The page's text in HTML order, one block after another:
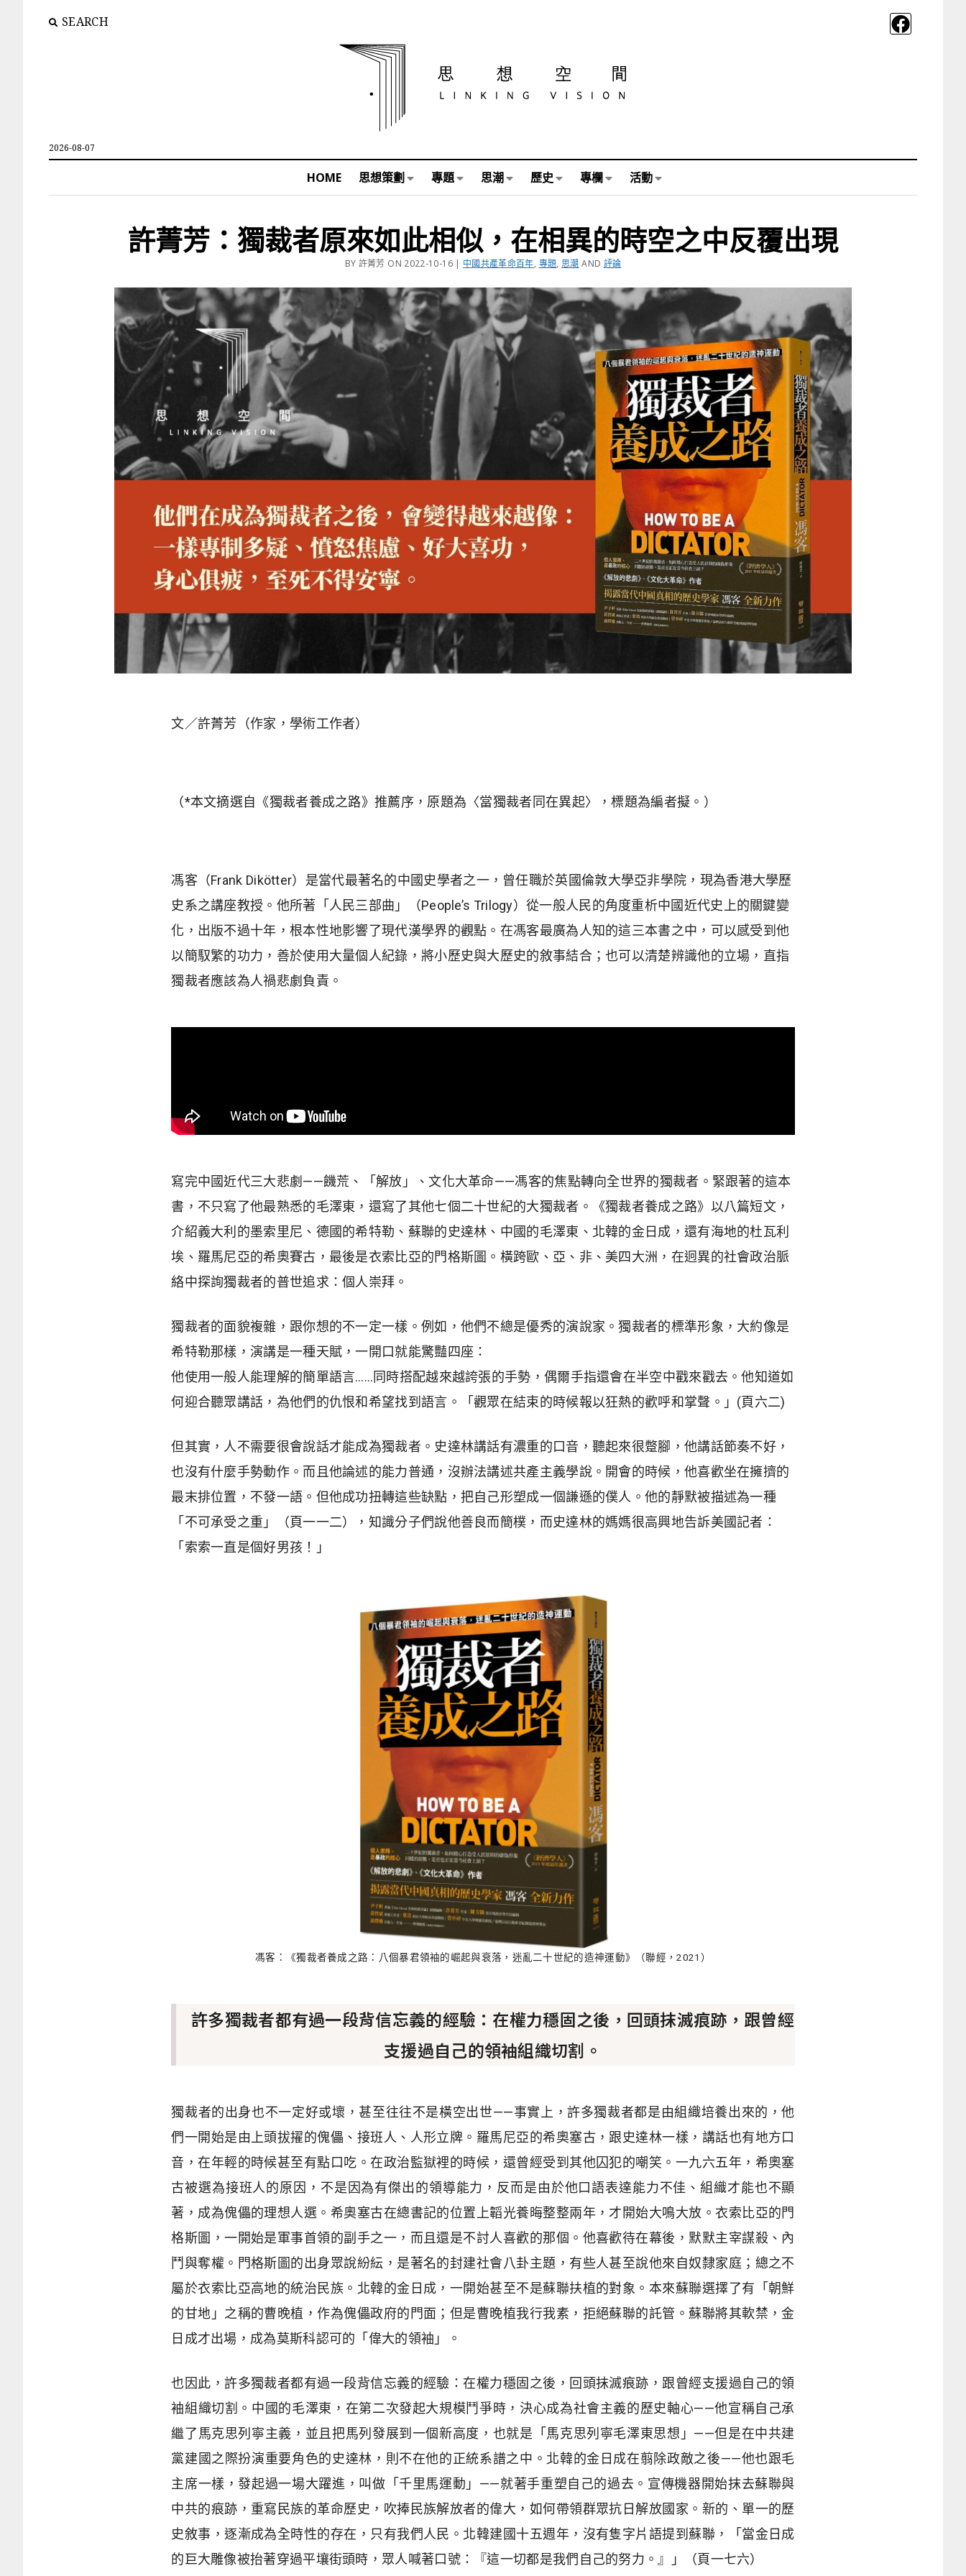
SEARCH
2026-08-07
HOME 思想策劃 專題 思潮 歷史 專欄 活動
許菁芳：獨裁者原來如此相似，在相異的時空之中反覆出現
BY 許菁芳 ON 2022-10-16 | 中國共產革命百年, 專題,思潮 AND 評論
文／許菁芳（作家，學術工作者）
（*本文摘選自《獨裁者養成之路》推薦序，原題為〈當獨裁者同在異起〉，標題為編者擬。）
馮客（Frank Dikötter）是當代最著名的中國史學者之一，曾任職於英國倫敦大學亞非學院，現為香港大學歷
史系之講座教授。他所著「人民三部曲」（People’s Trilogy）從一般人民的角度重析中國近代史上的關鍵變
化，出版不過十年，根本性地影響了現代漢學界的觀點。在馮客最廣為人知的這三本書之中，可以感受到他
以簡馭繁的功力，善於使用大量個人紀錄，將小歷史與大歷史的敘事結合；也可以清楚辨識他的立場，直指
獨裁者應該為人禍悲劇負責。
寫完中國近代三大悲劇——饑荒、「解放」、文化大革命——馮客的焦點轉向全世界的獨裁者。緊跟著的這本
書，不只寫了他最熟悉的毛澤東，還寫了其他七個二十世紀的大獨裁者。《獨裁者養成之路》以八篇短文，
介紹義大利的墨索里尼、德國的希特勒、蘇聯的史達林、中國的毛澤東、北韓的金日成，還有海地的杜瓦利
埃、羅馬尼亞的希奧賽古，最後是衣索比亞的門格斯圖。橫跨歐、亞、非、美四大洲，在迥異的社會政治脈
絡中探詢獨裁者的普世追求：個人崇拜。
獨裁者的面貌複雜，跟你想的不一定一樣。例如，他們不總是優秀的演說家。獨裁者的標準形象，大約像是
希特勒那樣，演講是一種天賦，一開口就能驚豔四座：
他使用一般人能理解的簡單語言……同時搭配越來越誇張的手勢，偶爾手指還會在半空中戳來戳去。他知道如
何迎合聽眾講話，為他們的仇恨和希望找到語言。「觀眾在結束的時候報以狂熱的歡呼和掌聲。」(頁六二)
但其實，人不需要很會說話才能成為獨裁者。史達林講話有濃重的口音，聽起來很蹩腳，他講話節奏不好，
也沒有什麼手勢動作。而且他論述的能力普通，沒辦法講述共產主義學說。開會的時候，他喜歡坐在擁擠的
最末排位置，不發一語。但他成功扭轉這些缺點，把自己形塑成一個謙遜的僕人。他的靜默被描述為一種
「不可承受之重」（頁一一二），知識分子們說他善良而簡樸，而史達林的媽媽很高興地告訴美國記者：
「索索一直是個好男孩！」
馮客：《獨裁者養成之路：八個暴君領袖的崛起與衰落，迷亂二十世紀的造神運動》（聯經，2021）
許多獨裁者都有過一段背信忘義的經驗：在權力穩固之後，回頭抹滅痕跡，跟曾經
支援過自己的領袖組織切割。
獨裁者的出身也不一定好或壞，甚至往往不是橫空出世——事實上，許多獨裁者都是由組織培養出來的，他
們一開始是由上頭拔擢的傀儡、接班人、人形立牌。羅馬尼亞的希奧塞古，跟史達林一樣，講話也有地方口
音，在年輕的時候甚至有點口吃。在政治監獄裡的時候，還曾經受到其他囚犯的嘲笑。一九六五年，希奧塞
古被選為接班人的原因，不是因為有傑出的領導能力，反而是由於他口語表達能力不佳、組織才能也不顯
著，成為傀儡的理想人選。希奧塞古在總書記的位置上韜光養晦整整兩年，才開始大鳴大放。衣索比亞的門
格斯圖，一開始是軍事首領的副手之一，而且還是不討人喜歡的那個。他喜歡待在幕後，默默主宰謀殺、內
鬥與奪權。門格斯圖的出身眾說紛紜，是著名的封建社會八卦主題，有些人甚至說他來自奴隸家庭；總之不
屬於衣索比亞高地的統治民族。北韓的金日成，一開始甚至不是蘇聯扶植的對象。本來蘇聯選擇了有「朝鮮
的甘地」之稱的曹晚植，作為傀儡政府的門面；但是曹晚植我行我素，拒絕蘇聯的託管。蘇聯將其軟禁，金
日成才出場，成為莫斯科認可的「偉大的領袖」。
也因此，許多獨裁者都有過一段背信忘義的經驗：在權力穩固之後，回頭抹滅痕跡，跟曾經支援過自己的領
袖組織切割。中國的毛澤東，在第二次發起大規模鬥爭時，決心成為社會主義的歷史軸心——他宣稱自己承
繼了馬克思列寧主義，並且把馬列發展到一個新高度，也就是「馬克思列寧毛澤東思想」——但是在中共建
黨建國之際扮演重要角色的史達林，則不在他的正統系譜之中。北韓的金日成在翦除政敵之後——他也跟毛
主席一樣，發起過一場大躍進，叫做「千里馬運動」——就著手重塑自己的過去。宣傳機器開始抹去蘇聯與
中共的痕跡，重寫民族的革命歷史，吹捧民族解放者的偉大，如何帶領群眾抗日解放國家。新的、單一的歷
史敘事，逐漸成為全時性的存在，只有我們人民。北韓建國十五週年，沒有隻字片語提到蘇聯，「當金日成
的巨大雕像被抬著穿過平壤街頭時，眾人喊著口號：『這一切都是我們自己的努力。』」（頁一七六）